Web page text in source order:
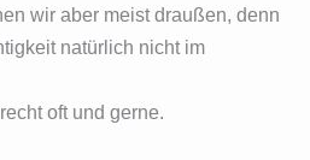
wir aber meist draußen, denn
natürlich nicht im
oft und gerne.